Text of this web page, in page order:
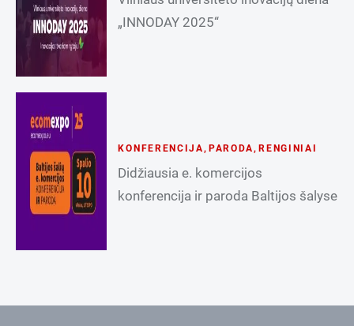
„INNODAY 2025“
KONFERENCIJA , PARODA ,RENGINIAI
Didžiausia e. komercijos
konferencija ir paroda Baltijos šalyse